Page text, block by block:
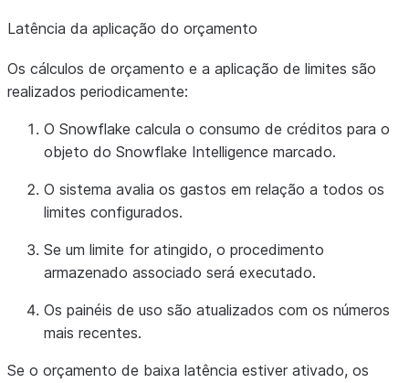
Latência da aplicação do orçamento
Os cálculos de orçamento e a aplicação de limites são
realizados periodicamente:
O Snowflake calcula o consumo de créditos para o
objeto do Snowflake Intelligence marcado.
O sistema avalia os gastos em relação a todos os
limites configurados.
Se um limite for atingido, o procedimento
armazenado associado será executado.
Os painéis de uso são atualizados com os números
mais recentes.
Se o orçamento de baixa latência estiver ativado, os